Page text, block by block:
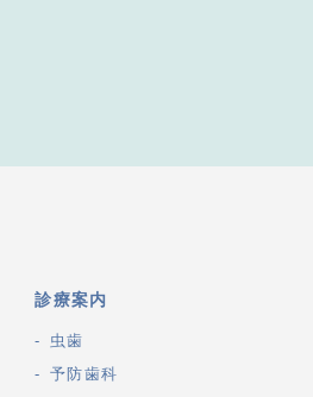
診療案内
虫歯
予防歯科